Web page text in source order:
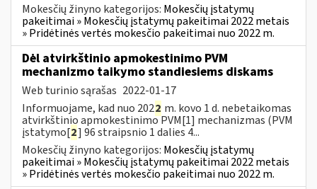
Mokesčių žinyno kategorijos: Mokesčių įstatymų
pakeitimai » Mokesčių įstatymų pakeitimai 2022 metais
» Pridėtinės vertės mokesčio pakeitimai nuo 2022 m.
Dėl atvirkštinio apmokestinimo PVM
mechanizmo taikymo standiesiems diskams
Web turinio sąrašas 2022-01-17
Informuojame, kad nuo 2022 m. kovo 1 d. nebetaikomas
atvirkštinio apmokestinimo PVM[1] mechanizmas (PVM
įstatymo[2] 96 straipsnio 1 dalies 4...
Mokesčių žinyno kategorijos: Mokesčių įstatymų
pakeitimai » Mokesčių įstatymų pakeitimai 2022 metais
» Pridėtinės vertės mokesčio pakeitimai nuo 2022 m.